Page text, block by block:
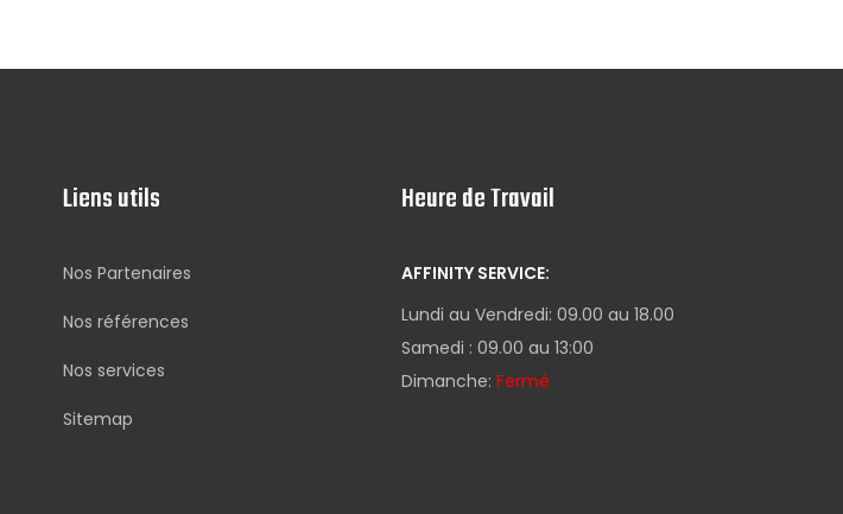
Liens utils
Nos Partenaires
Nos références
Nos services
Sitemap
Heure de Travail
AFFINITY SERVICE:
Lundi au Vendredi: 09.00 au 18.00
Samedi : 09.00 au 13:00
Dimanche: Fermé